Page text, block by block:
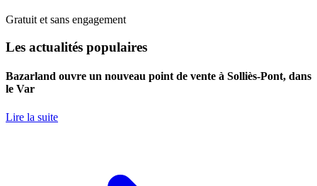
Gratuit et sans engagement
Les actualités populaires
Bazarland ouvre un nouveau point de vente à Solliès-Pont, dans
le Var
Lire la suite